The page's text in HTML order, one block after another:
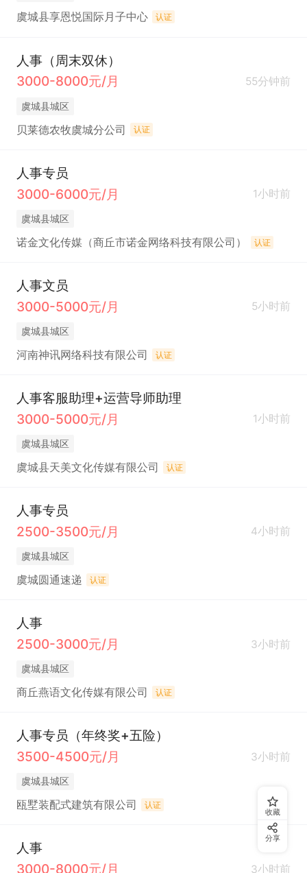
虞城县享恩悦国际月子中心 认证
人事（周末双休）
3000-8000元/月
55分钟前
虞城县城区
贝莱德农牧虞城分公司 认证
人事专员
3000-6000元/月
1小时前
虞城县城区
诺金文化传媒（商丘市诺金网络科技有限公司） 认证
人事文员
3000-5000元/月
5小时前
虞城县城区
河南神讯网络科技有限公司 认证
人事客服助理+运营导师助理
3000-5000元/月
1小时前
虞城县城区
虞城县天美文化传媒有限公司 认证
人事专员
2500-3500元/月
4小时前
虞城县城区
虞城圆通速递 认证
人事
2500-3000元/月
3小时前
虞城县城区
商丘燕语文化传媒有限公司 认证
人事专员（年终奖+五险）
3500-4500元/月
3小时前
虞城县城区
瓯墅装配式建筑有限公司 认证
人事
3000-8000元/月
3小时前
收藏
分享